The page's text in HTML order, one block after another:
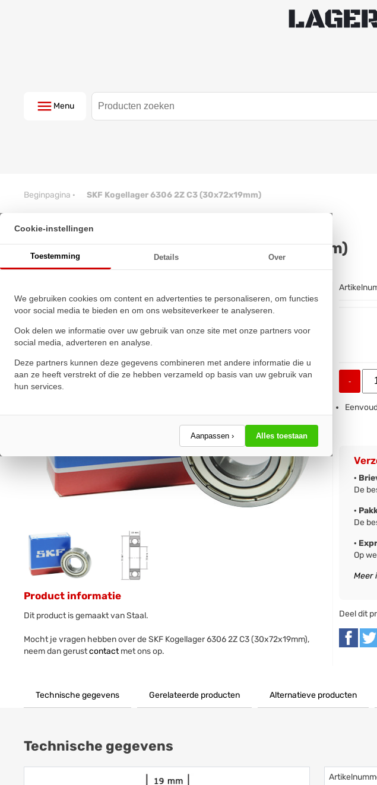
Menu
Beginpagina · SKF Kogellager 6306 2Z C3 (30x72x19mm)
Cookie-instellingen
Toestemming Details Over
We gebruiken cookies om content en advertenties te personaliseren, om functies
voor social media te bieden en om ons websiteverkeer te analyseren.
Ook delen we informatie over uw gebruik van onze site met onze partners voor
social media, adverteren en analyse.
Deze partners kunnen deze gegevens combineren met andere informatie die u
aan ze heeft verstrekt of die ze hebben verzameld op basis van uw gebruik van
hun services.
Aanpassen › Alles toestaan
SKF Kogellager 6306 2Z C3 (30x72x19mm)
★★★★★
★★★★★
Product informatie
Dit product is gemaakt van Staal.
Mocht je vragen hebben over de SKF Kogellager 6306 2Z C3 (30x72x19mm),
neem dan gerustcontactmet ons op.
-
·
De
·
De
·
Op
Meer
Deel dit
Technische gegevens Gerelateerde producten Alternatieve producten
Technische gegevens